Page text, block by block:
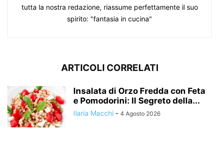
tutta la nostra redazione, riassume perfettamente il suo
spirito: "fantasia in cucina"
ARTICOLI CORRELATI
Insalata di Orzo Fredda con Feta
e Pomodorini: Il Segreto della...
Ilaria Macchi - 4 Agosto 2026